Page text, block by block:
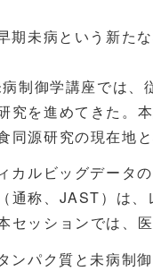
未病という新た
制御学講座では、
究を進めてきた。
源研究の現在地
カルビッグデータ
通称、JAST）は
セッションでは、
ンパク質と未病制